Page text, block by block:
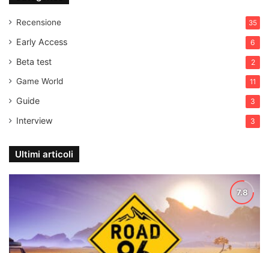
Recensione 35
Early Access 6
Beta test 2
Game World 11
Guide 3
Interview 3
Ultimi articoli